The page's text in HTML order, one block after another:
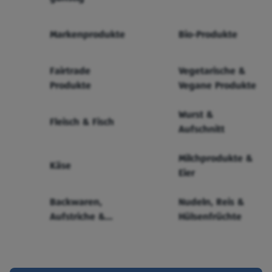
Markenprodukte Bio-Produkte
Fairtrade
Produkte
Vegetarische &
Vegane Produkte
Fleisch & Fisch
Wurst &
Aufschnitt
Käse
Milchprodukte &
Eier
Backwaren,
Aufstriche &
Nudeln, Reis &
Hülsenfrüchte